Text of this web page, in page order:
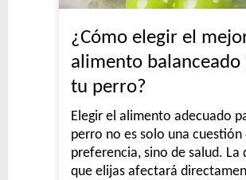
¿Cómo elegir el
alimento balanceado
tu perro?
Elegir el alimento adecuado
perro no es solo una cuestión
preferencia, sino de salud. La
que elijas afectará